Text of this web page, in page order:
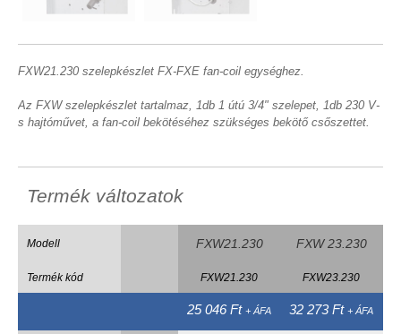
FXW21.230 szelepkészlet FX-FXE fan-coil egységhez.
Az FXW szelepkészlet tartalmaz, 1db 1 útú 3/4" szelepet, 1db 230 V-
s hajtóművet, a fan-coil bekötéséhez szükséges bekötő csőszettet.
Termék változatok
Modell FXW21.230 FXW 23.230
Termék kód FXW21.230 FXW23.230
25 046 Ft + ÁFA 32 273 Ft + ÁFA